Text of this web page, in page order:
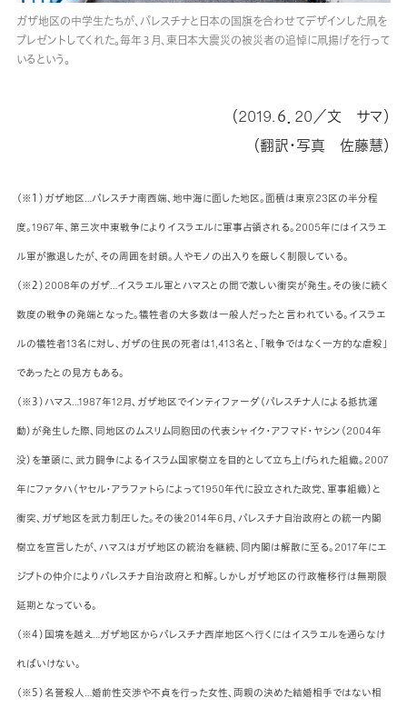
ガザ地区の中学生たちが、パレスチナと日本の国旗を合わせてデザインした凧を
プレゼントしてくれた。毎年３月、東日本大震災の被災者の追悼に凧揚げを行って
いるという。
（2019.６．20／文 サマ）
（翻訳・写真 佐藤慧）
（※１）ガザ地区…パレスチナ南西端、地中海に面した地区。面積は東京23区の半分程
度。1967年、第三次中東戦争によりイスラエルに軍事占領される。2005年にはイスラエ
ル軍が撤退したが、その周囲を封鎖。人やモノの出入りを厳しく制限している。
（※２）2008年のガザ…イスラエル軍とハマスとの間で激しい衝突が発生。その後に続く
数度の戦争の発端となった。犠牲者の大多数は一般人だったと言われている。イスラエ
ルの犠牲者13名に対し、ガザの住民の死者は1,413名と、「戦争ではなく一方的な虐殺」
であったとの見方もある。
（※３）ハマス…1987年12月、ガザ地区でインティファーダ（パレスチナ人による抵抗運
動）が発生した際、同地区のムスリム同胞団の代表シャイク・アフマド・ヤシン（2004年
没）を筆頭に、武力闘争によるイスラム国家樹立を目的として立ち上げられた組織。2007
年にファタハ（ヤセル・アラファトらによって1950年代に設立された政党、軍事組織）と
衝突、ガザ地区を武力制圧した。その後2014年6月、パレスチナ自治政府との統一内閣
樹立を宣言したが、ハマスはガザ地区の統治を継続、同内閣は解散に至る。2017年にエ
ジプトの仲介によりパレスチナ自治政府と和解。しかしガザ地区の行政権移行は無期限
延期となっている。
（※４）国境を越え…ガザ地区からパレスチナ西岸地区へ行くにはイスラエルを通らなけ
ればいけない。
（※５）名誉殺人…婚前性交渉や不貞を行った女性、両親の決めた結婚相手ではない相